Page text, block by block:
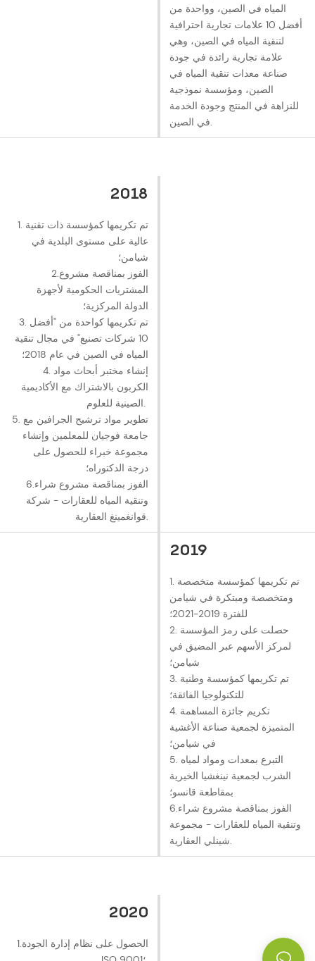
المياه في الصين، وواحدة من
أفضل 10 علامات تجارية احترافية
لتنقية المياه في الصين، وهي
علامة تجارية رائدة في جودة
صناعة معدات تنقية المياه في
الصين، ومؤسسة نموذجية
للنزاهة في المنتج وجودة الخدمة
في الصين.
2018
1. تم تكريمها كمؤسسة ذات تقنية
عالية على مستوى البلدية في
شيامن؛
2.الفوز بمناقصة مشروع
المشتريات الحكومية لأجهزة
الدولة المركزية؛
3. تم تكريمها كواحدة من "أفضل
10 شركات تصنيع" في مجال تنقية
المياه في الصين في عام 2018؛
4. إنشاء مختبر أبحاث مواد
الكربون بالاشتراك مع الأكاديمية
الصينية للعلوم.
5. تطوير مواد ترشيح الجرافين مع
جامعة فوجيان للمعلمين وإنشاء
مجموعة خبراء للحصول على
درجة الدكتوراه؛
6.الفوز بمناقصة مشروع شراء
وتنقية المياه للعقارات - شركة
قوانغمينغ العقارية.
2019
1. تم تكريمها كمؤسسة متخصصة
ومتخصصة ومبتكرة في شيامن
للفترة 2019-2021؛
2. حصلت على رمز المؤسسة
لمركز الأسهم عبر المضيق في
شيامن؛
3. تم تكريمها كمؤسسة وطنية
للتكنولوجيا الفائقة؛
4. تكريم جائزة المساهمة
المتميزة لجمعية صناعة الأغشية
في شيامن؛
5. التبرع بمعدات ومواد لمياه
الشرب لجمعية نينغشيا الخيرية
6.الفوز بمناقصة مشروع شراء
وتنقية المياه للعقارات - مجموعة
شينلي العقارية.
2020
1.الحصول على نظام إدارة الجودة